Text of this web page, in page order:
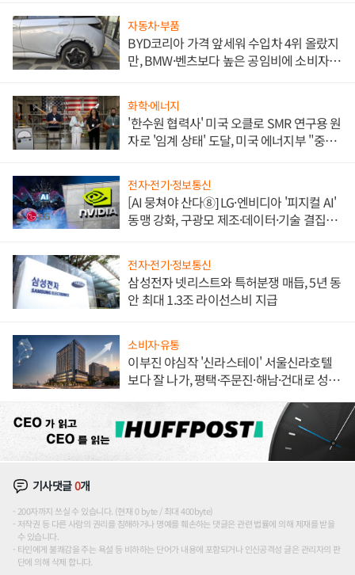
자동차·부품
BYD코리아 가격 앞세워 수입차 4위 올랐지
만, BMW·벤츠보다 높은 공임비에 소비자
화학·에너지
'한수원 협력사' 미국 오클로 SMR 연구용 원
자로 '임계 상태' 도달, 미국 에너지부 "중요
전자·전기·정보통신
[AI 뭉쳐야 산다⑧] LG·엔비디아 '피지컬 AI'
동맹 강화, 구광모 제조·데이터·기술 결집
전자·전기·정보통신
삼성전자 넷리스트와 특허분쟁 매듭, 5년 동
안 최대 1.3조 라이선스비 지급
소비자·유통
이부진 야심작 '신라스테이' 서울신라호텔
보다 잘 나가, 평택·주문진·해남·건대로 성
기사댓글0개
200자까지 쓰실 수 있습니다. (현재 0 byte / 최대 400byte)
저작권 등 다른 사람의 권리를 침해하거나 명예를 훼손하는 댓글은 관련 법률에 의해 제재를 받을
수 있습니다.
타인에게 불쾌감을 주는 욕설 등 비하하는 단어가 내용에 포함되거나 인신공격성 글은 관리자의 판
단에 의해 삭제 합니다.